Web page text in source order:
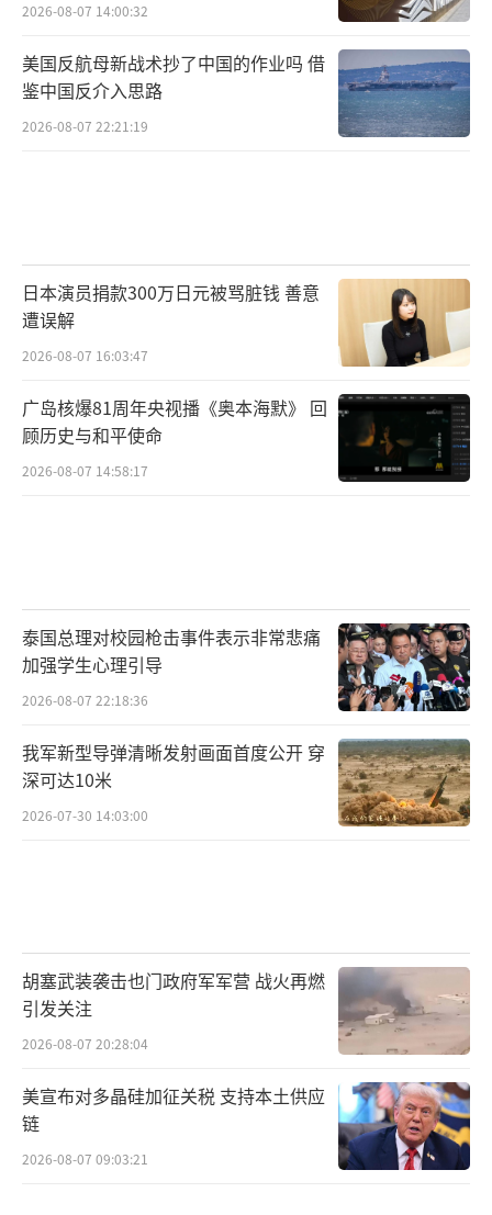
2026-08-07 14:00:32
美国反航母新战术抄了中国的作业吗 借
鉴中国反介入思路
2026-08-07 22:21:19
日本演员捐款300万日元被骂脏钱 善意
遭误解
2026-08-07 16:03:47
广岛核爆81周年央视播《奥本海默》 回
顾历史与和平使命
2026-08-07 14:58:17
泰国总理对校园枪击事件表示非常悲痛
加强学生心理引导
2026-08-07 22:18:36
我军新型导弹清晰发射画面首度公开 穿
深可达10米
2026-07-30 14:03:00
胡塞武装袭击也门政府军军营 战火再燃
引发关注
2026-08-07 20:28:04
美宣布对多晶硅加征关税 支持本土供应
链
2026-08-07 09:03:21